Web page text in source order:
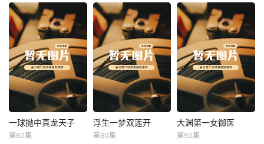
一球抛中真龙天子
一球抛中真龙天子
第60集
浮生一梦双莲开
浮生一梦双莲开
第60集
大渊第一女御医
大渊第一女御医
第50集